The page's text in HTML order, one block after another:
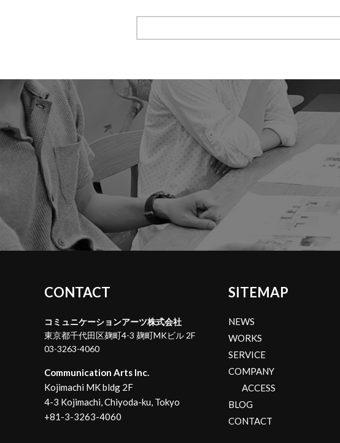
CONTACT
コミュニケーションアーツ株式会社
東京都千代田区麹町4-3 麹町MKビル 2F
03-3263-4060
Communication Arts Inc.
Kojimachi MK bldg 2F
4-3 Kojimachi, Chiyoda-ku, Tokyo
+81-3-3263-4060
SITEMAP
NEWS
WORKS
SERVICE
COMPANY
ACCESS
BLOG
CONTACT